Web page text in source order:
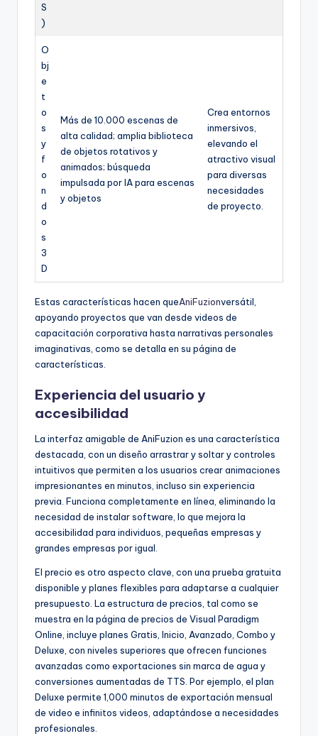
S
)
O
bj
e
t
o
s
y
f
o
n
d
o
s
3
D
Más de 10.000 escenas de
alta calidad; amplia biblioteca
de objetos rotativos y
animados; búsqueda
impulsada por IA para escenas
y objetos
Crea entornos
inmersivos,
elevando el
atractivo visual
para diversas
necesidades
de proyecto.
Estas características hacen queAniFuzionversátil,
apoyando proyectos que van desde videos de
capacitación corporativa hasta narrativas personales
imaginativas, como se detalla en su página de
características.
Experiencia del usuario y
accesibilidad
La interfaz amigable de AniFuzion es una característica
destacada, con un diseño arrastrar y soltar y controles
intuitivos que permiten a los usuarios crear animaciones
impresionantes en minutos, incluso sin experiencia
previa. Funciona completamente en línea, eliminando la
necesidad de instalar software, lo que mejora la
accesibilidad para individuos, pequeñas empresas y
grandes empresas por igual.
El precio es otro aspecto clave, con una prueba gratuita
disponible y planes flexibles para adaptarse a cualquier
presupuesto. La estructura de precios, tal como se
muestra en la página de precios de Visual Paradigm
Online, incluye planes Gratis, Inicio, Avanzado, Combo y
Deluxe, con niveles superiores que ofrecen funciones
avanzadas como exportaciones sin marca de agua y
conversiones aumentadas de TTS. Por ejemplo, el plan
Deluxe permite 1,000 minutos de exportación mensual
de video e infinitos videos, adaptándose a necesidades
profesionales.